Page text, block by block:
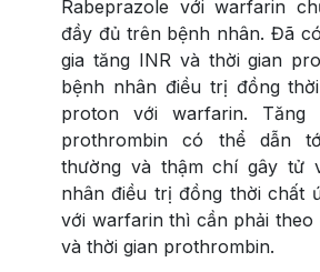
Rabeprazole với warfarin
đầy đủ trên bệnh nhân. Đã
gia tăng INR và thời gian
bệnh nhân điều trị đồng
proton với warfarin.
prothrombin có thể dẫn
thường và thậm chí gây tử
nhân điều trị đồng thời chất
với warfarin thì cần phải theo
và thời gian prothrombin.